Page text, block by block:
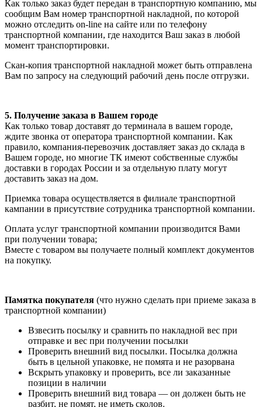
Как только заказ будет передан в транспортную компанию, мы
сообщим Вам номер транспортной накладной, по которой
можно отследить on-line на сайте или по телефону
транспортной компании, где находится Ваш заказ в любой
момент транспортировки.
Скан-копия транспортной накладной может быть отправлена
Вам по запросу на следующий рабочий день после отгрузки.
5. Получение заказа в Вашем городе
Как только товар доставят до терминала в вашем городе,
ждите звонка от оператора транспортной компании. Как
правило, компания-перевозчик доставляет заказ до склада в
Вашем городе, но многие ТК имеют собственные службы
доставки в городах России и за отдельную плату могут
доставить заказ на дом.
Приемка товара осуществляется в филиале транспортной
кампании в присутствие сотрудника транспортной компании.
Оплата услуг транспортной компании производится Вами
при получении товара;
Вместе с товаром вы получаете полный комплект документов
на покупку.
Памятка покупателя (что нужно сделать при приеме заказа в
транспортной компании)
Взвесить посылку и сравнить по накладной вес при
отправке и вес при получении посылки
Проверить внешний вид посылки. Посылка должна
быть в цельной упаковке, не помята и не разорвана
Вскрыть упаковку и проверить, все ли заказанные
позиции в наличии
Проверить внешний вид товара — он должен быть не
разбит, не помят, не иметь сколов.